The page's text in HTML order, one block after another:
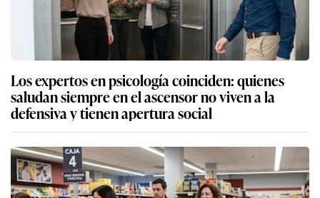
Los expertos en psicología coinciden: quienes
saludan siempre en el ascensor no viven a la
defensiva y tienen apertura social